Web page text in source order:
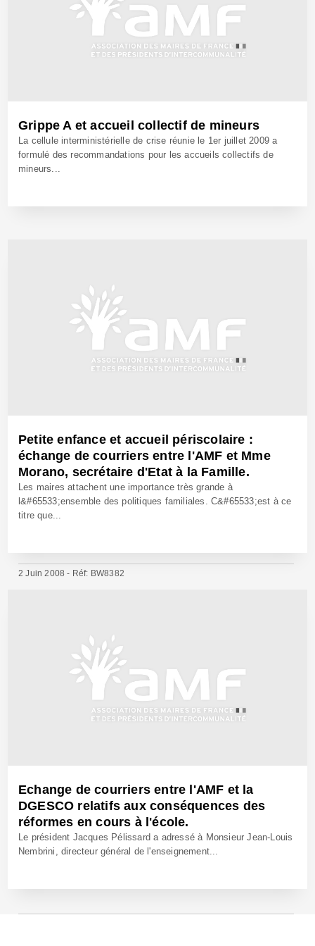
Grippe A et accueil collectif de mineurs
La cellule interministérielle de crise réunie le 1er juillet 2009 a
formulé des recommandations pour les accueils collectifs de
mineurs...
Petite enfance et accueil périscolaire :
échange de courriers entre l'AMF et Mme
Morano, secrétaire d'Etat à la Famille.
Les maires attachent une importance très grande à
l&#65533;ensemble des politiques familiales. C&#65533;est à ce
titre que...
2 Juin 2008 - Réf: BW8382
Echange de courriers entre l'AMF et la
DGESCO relatifs aux conséquences des
réformes en cours à l'école.
Le président Jacques Pélissard a adressé à Monsieur Jean-Louis
Nembrini, directeur général de l'enseignement...